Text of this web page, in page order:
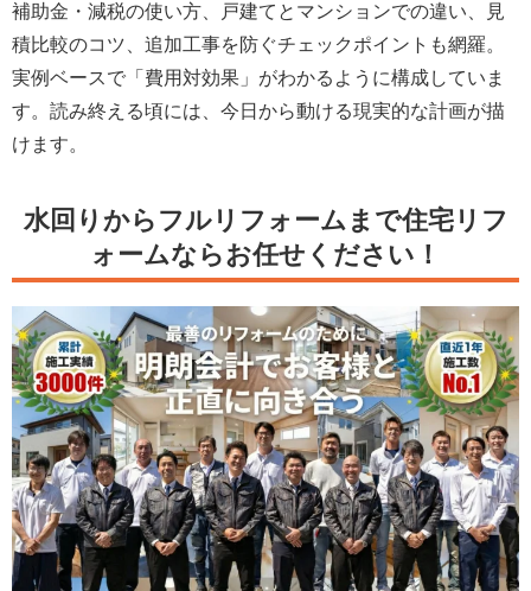
補助金・減税の使い方、戸建てとマンションでの違い、見
積比較のコツ、追加工事を防ぐチェックポイントも網羅。
実例ベースで「費用対効果」がわかるように構成していま
す。読み終える頃には、今日から動ける現実的な計画が描
けます。
水回りからフルリフォームまで住宅リフ
ォームならお任せください！